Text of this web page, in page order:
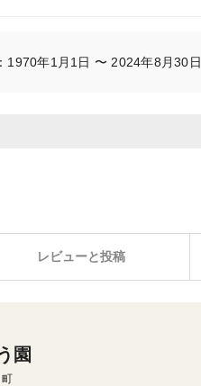
1970年1月1日 〜 2024年8月30日
レビューと投稿
園